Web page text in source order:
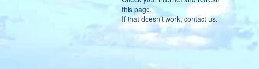
this page.
If that doesn’t work, contact us.